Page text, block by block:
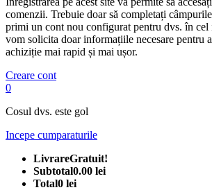
comenzii. Trebuie doar să completați
primi un cont nou configurat pentru dvs. în cel
vom solicita doar informațiile necesare pentru
achiziție mai rapid și mai ușor.
Creare cont
0
Cosul dvs. este gol
Incepe cumparaturile
LivrareGratuit!
Subtotal0.00 lei
Total0 lei